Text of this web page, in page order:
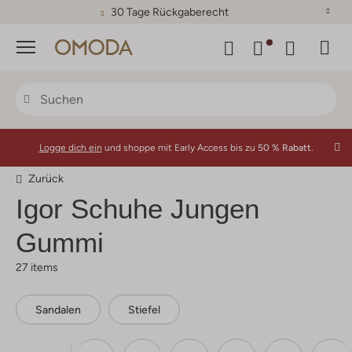
30 Tage Rückgaberecht
Menü
Logge dich ein und shoppe mit Early Access bis zu 50 % Rabatt.
Zurück
Igor Schuhe Jungen
Gummi
27 items
Sandalen Stiefel